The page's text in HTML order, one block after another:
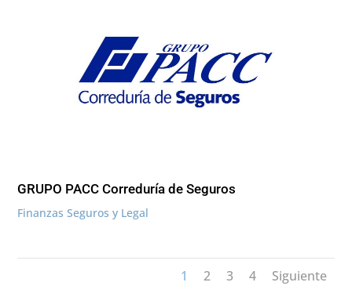
GRUPO PACC Correduría de Seguros
Finanzas Seguros y Legal
1 2 3 4 Siguiente